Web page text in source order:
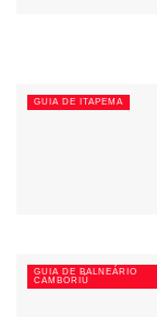
GUIA DE ITAPEMA
GUIA DE BALNEÁRIO
CAMBORIÚ